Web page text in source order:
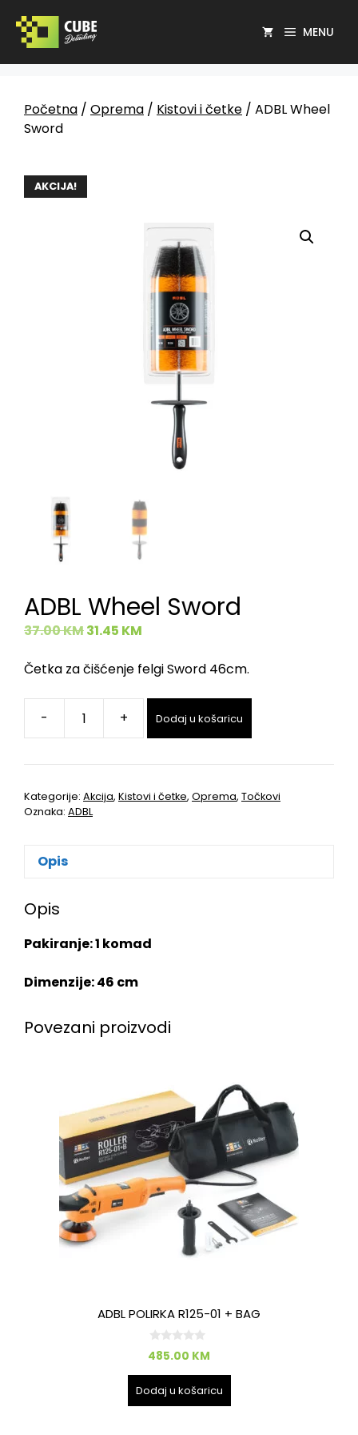
MENU
Početna / Oprema / Kistovi i četke / ADBL Wheel
Sword
AKCIJA!
ADBL Wheel Sword
37.00KM31.45 KM
Četka za čišćenje felgi Sword 46cm.
- + Dodaj u košaricu
Kategorije: Akcija, Kistovi i četke, Oprema, Točkovi
Oznaka: ADBL
Opis
Opis
Pakiranje: 1 komad
Dimenzije: 46 cm
Povezani proizvodi
ADBL POLIRKA R125-01 + BAG
0
o
485.00 KM
Dodaj u košaricu